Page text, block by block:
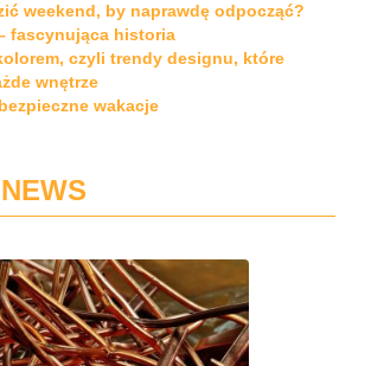
weekend, by naprawdę odpocząć?
fascynująca historia
czyli trendy designu, które
wnętrze
wakacje